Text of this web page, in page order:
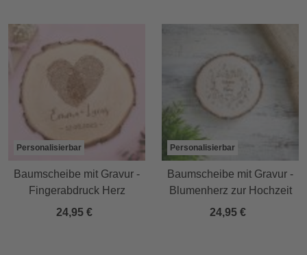
Personalisierbar
Baumscheibe mit Gravur -
Fingerabdruck Herz
24,95 €
Personalisierbar
Baumscheibe mit Gravur -
Blumenherz zur Hochzeit
24,95 €